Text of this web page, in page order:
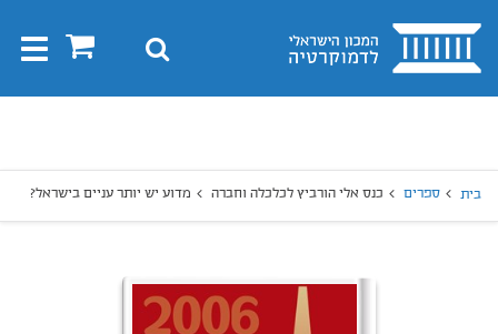
בית 0 חיפוש
בית ספרים כנס אלי הורביץ לכלכלה וחברה מדוע יש יותר עניים בישראל?